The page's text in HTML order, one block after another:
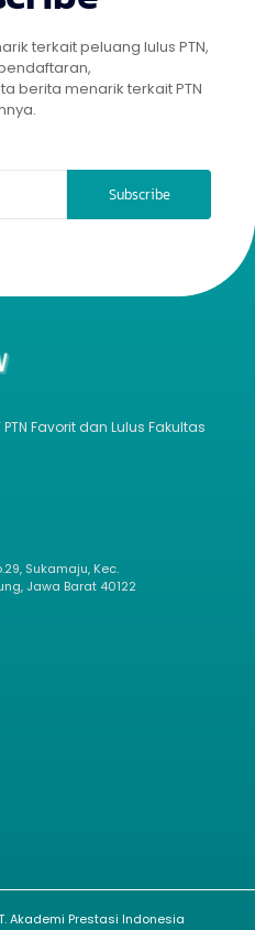
terkait peluang lulus PTN,
berita menarik terkait PTN
Subscribe
Favorit dan Lulus Fakultas
Sukamaju, Kec.
Jawa Barat 40122
Akademi Prestasi Indonesia